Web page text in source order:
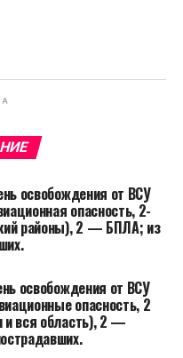
освобождения от ВСУ
опасность, 2-
районы), 2 — БПЛА; из
освобождения от ВСУ
опасность, 2
и вся область), 2 —